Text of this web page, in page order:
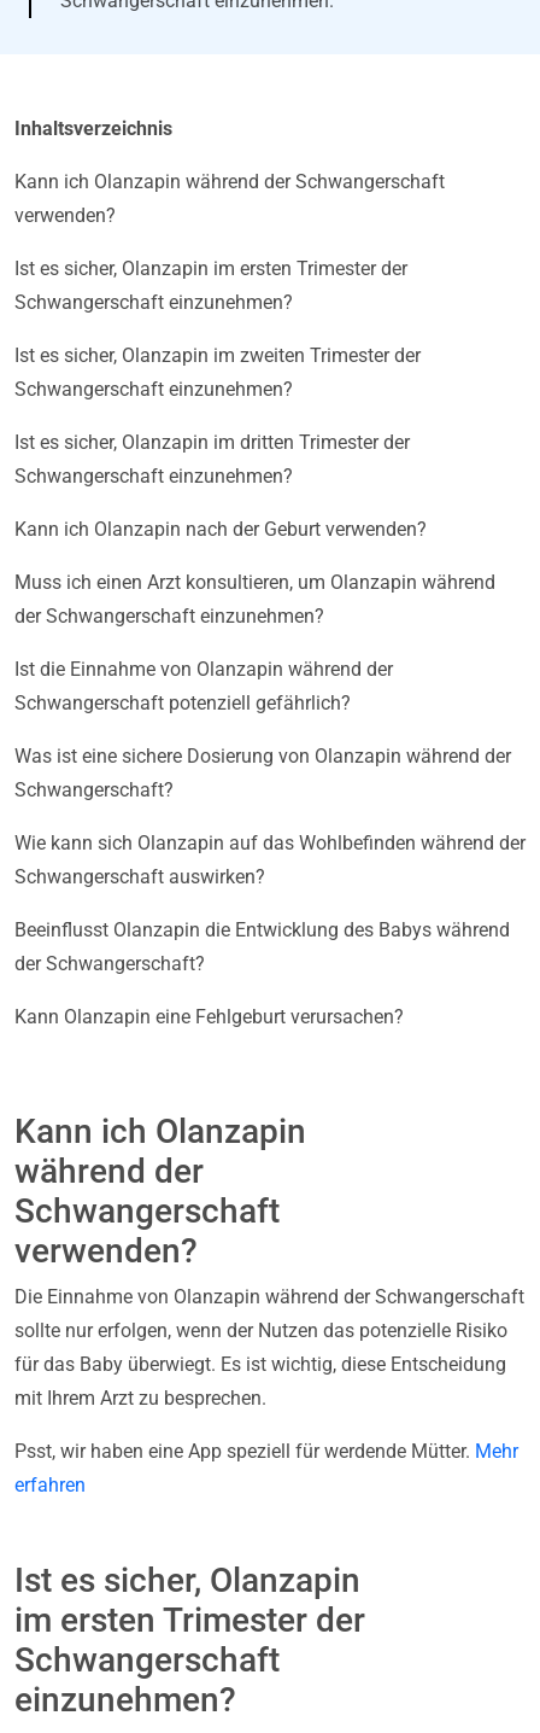
Inhaltsverzeichnis
Kann ich Olanzapin während der Schwangerschaft
verwenden?
Ist es sicher, Olanzapin im ersten Trimester der
Schwangerschaft einzunehmen?
Ist es sicher, Olanzapin im zweiten Trimester der
Schwangerschaft einzunehmen?
Ist es sicher, Olanzapin im dritten Trimester der
Schwangerschaft einzunehmen?
Kann ich Olanzapin nach der Geburt verwenden?
Muss ich einen Arzt konsultieren, um Olanzapin während
der Schwangerschaft einzunehmen?
Ist die Einnahme von Olanzapin während der
Schwangerschaft potenziell gefährlich?
Was ist eine sichere Dosierung von Olanzapin während der
Schwangerschaft?
Wie kann sich Olanzapin auf das Wohlbefinden während der
Schwangerschaft auswirken?
Beeinflusst Olanzapin die Entwicklung des Babys während
der Schwangerschaft?
Kann Olanzapin eine Fehlgeburt verursachen?
Kann ich Olanzapin
während der
Schwangerschaft
verwenden?
Die Einnahme von Olanzapin während der Schwangerschaft
sollte nur erfolgen, wenn der Nutzen das potenzielle Risiko
für das Baby überwiegt. Es ist wichtig, diese Entscheidung
mit Ihrem Arzt zu besprechen.
Psst, wir haben eine App speziell für werdende Mütter. Mehr
erfahren
Ist es sicher, Olanzapin
im ersten Trimester der
Schwangerschaft
einzunehmen?